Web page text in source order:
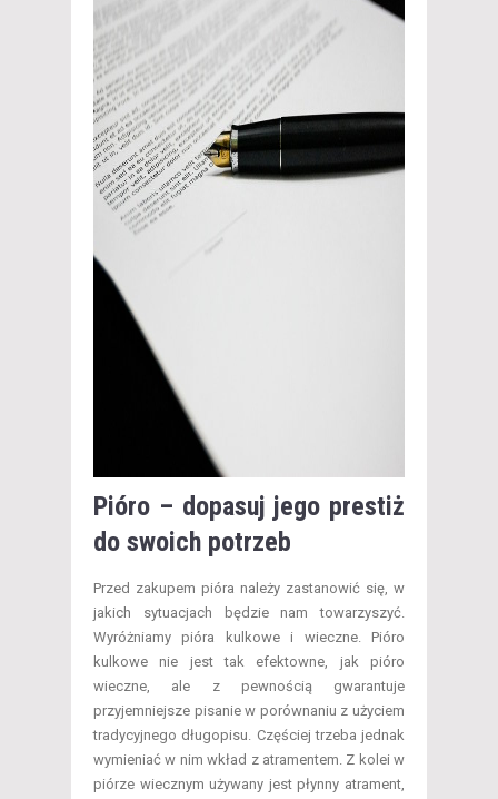
Pióro – dopasuj jego prestiż
do swoich potrzeb
Przed zakupem pióra należy zastanowić się, w
jakich sytuacjach będzie nam towarzyszyć.
Wyróżniamy pióra kulkowe i wieczne. Pióro
kulkowe nie jest tak efektowne, jak pióro
wieczne, ale z pewnością gwarantuje
przyjemniejsze pisanie w porównaniu z użyciem
tradycyjnego długopisu. Częściej trzeba jednak
wymieniać w nim wkład z atramentem. Z kolei w
piórze wiecznym używany jest płynny atrament,